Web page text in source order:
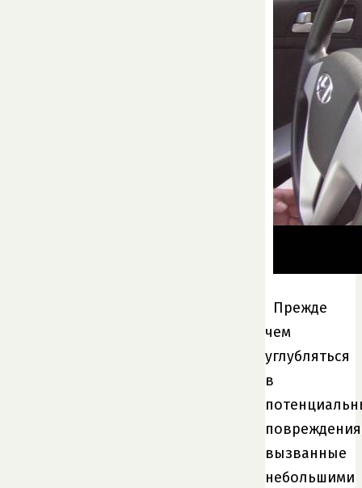
Прежде
чем
углубляться
в
вызванные
небольшими